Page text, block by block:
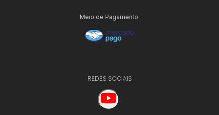
Meio de Pagamento:
REDES SOCIAIS